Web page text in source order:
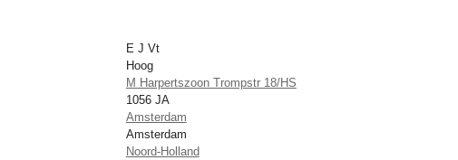
E J Vt
Hoog
M Harpertszoon Trompstr 18/HS
1056 JA
Amsterdam
Amsterdam
Noord-Holland